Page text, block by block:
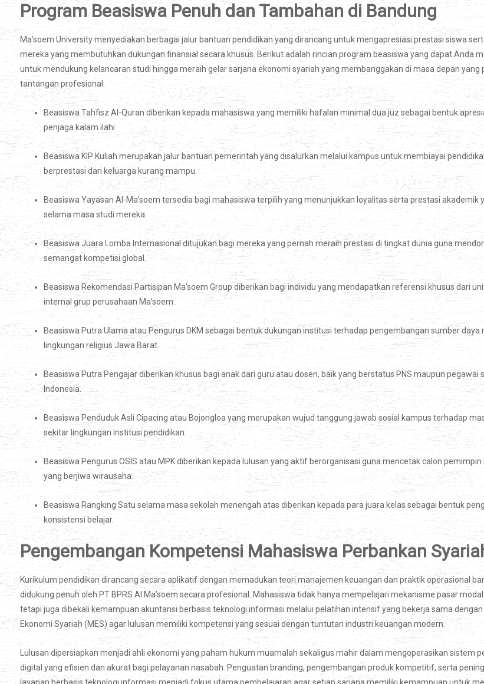
Program Beasiswa Penuh dan Tambahan di Bandung
Ma’soem University menyediakan berbagai jalur bantuan pendidikan yang dirancang untuk mengapresiasi prestasi siswa
mereka yang membutuhkan dukungan finansial secara khusus. Berikut adalah rincian program beasiswa yang dapat Anda
untuk mendukung kelancaran studi hingga meraih gelar sarjana ekonomi syariah yang membanggakan di masa depan yang
tantangan profesional.
Beasiswa Tahfisz Al-Quran diberikan kepada mahasiswa yang memiliki hafalan minimal dua juz sebagai bentuk
penjaga kalam ilahi.
Beasiswa KIP Kuliah merupakan jalur bantuan pemerintah yang disalurkan melalui kampus untuk membiayai
berprestasi dari keluarga kurang mampu.
Beasiswa Yayasan Al-Ma’soem tersedia bagi mahasiswa terpilih yang menunjukkan loyalitas serta prestasi akademik
selama masa studi mereka.
Beasiswa Juara Lomba Internasional ditujukan bagi mereka yang pernah meraih prestasi di tingkat dunia guna
semangat kompetisi global.
Beasiswa Rekomendasi Partisipan Ma'soem Group diberikan bagi individu yang mendapatkan referensi khusus dari
internal grup perusahaan Ma'soem.
Beasiswa Putra Ulama atau Pengurus DKM sebagai bentuk dukungan institusi terhadap pengembangan sumber daya
lingkungan religius Jawa Barat.
Beasiswa Putra Pengajar diberikan khusus bagi anak dari guru atau dosen, baik yang berstatus PNS maupun pegawai
Indonesia.
Beasiswa Penduduk Asli Cipacing atau Bojongloa yang merupakan wujud tanggung jawab sosial kampus terhadap
sekitar lingkungan institusi pendidikan.
Beasiswa Pengurus OSIS atau MPK diberikan kepada lulusan yang aktif berorganisasi guna mencetak calon
yang berjiwa wirausaha.
Beasiswa Rangking Satu selama masa sekolah menengah atas diberikan kepada para juara kelas sebagai bentuk
konsistensi belajar.
Pengembangan Kompetensi Mahasiswa Perbankan
Kurikulum pendidikan dirancang secara aplikatif dengan memadukan teori manajemen keuangan dan praktik operasional
didukung penuh oleh PT BPRS Al Ma’soem secara profesional. Mahasiswa tidak hanya mempelajari mekanisme pasar
tetapi juga dibekali kemampuan akuntansi berbasis teknologi informasi melalui pelatihan intensif yang bekerja sama
Ekonomi Syariah (MES) agar lulusan memiliki kompetensi yang sesuai dengan tuntutan industri keuangan modern.
Lulusan dipersiapkan menjadi ahli ekonomi yang paham hukum muamalah sekaligus mahir dalam mengoperasikan sistem
digital yang efisien dan akurat bagi pelayanan nasabah. Penguatan branding, pengembangan produk kompetitif, serta